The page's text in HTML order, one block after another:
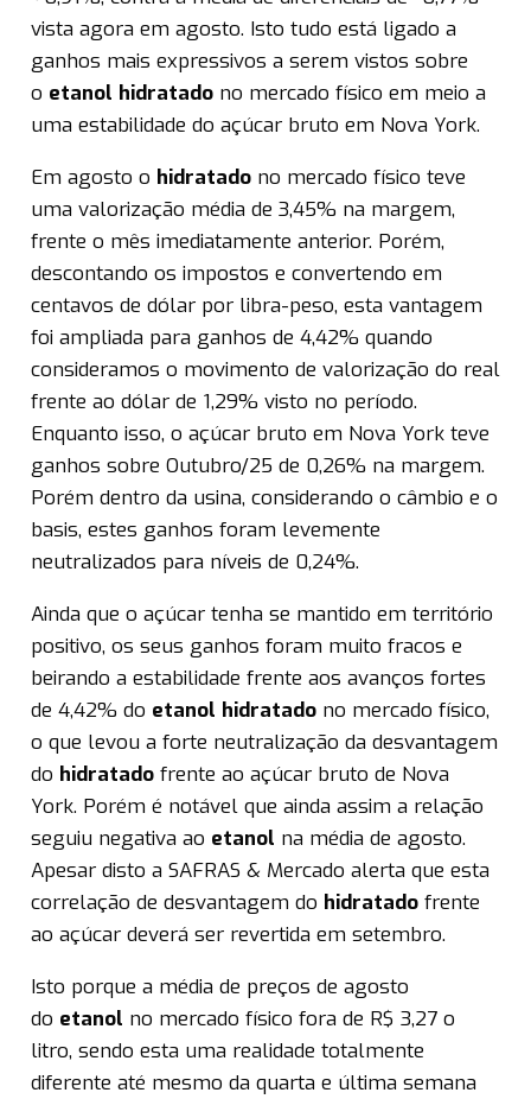
vista agora em agosto. Isto tudo está ligado a
ganhos mais expressivos a serem vistos sobre
o etanol hidratado no mercado físico em meio a
uma estabilidade do açúcar bruto em Nova York.
Em agosto o hidratado no mercado físico teve
uma valorização média de 3,45% na margem,
frente o mês imediatamente anterior. Porém,
descontando os impostos e convertendo em
centavos de dólar por libra-peso, esta vantagem
foi ampliada para ganhos de 4,42% quando
consideramos o movimento de valorização do real
frente ao dólar de 1,29% visto no período.
Enquanto isso, o açúcar bruto em Nova York teve
ganhos sobre Outubro/25 de 0,26% na margem.
Porém dentro da usina, considerando o câmbio e o
basis, estes ganhos foram levemente
neutralizados para níveis de 0,24%.
Ainda que o açúcar tenha se mantido em território
positivo, os seus ganhos foram muito fracos e
beirando a estabilidade frente aos avanços fortes
de 4,42% do etanol hidratado no mercado físico,
o que levou a forte neutralização da desvantagem
do hidratado frente ao açúcar bruto de Nova
York. Porém é notável que ainda assim a relação
seguiu negativa ao etanol na média de agosto.
Apesar disto a SAFRAS & Mercado alerta que esta
correlação de desvantagem do hidratado frente
ao açúcar deverá ser revertida em setembro.
Isto porque a média de preços de agosto
do etanol no mercado físico fora de R$ 3,27 o
litro, sendo esta uma realidade totalmente
diferente até mesmo da quarta e última semana